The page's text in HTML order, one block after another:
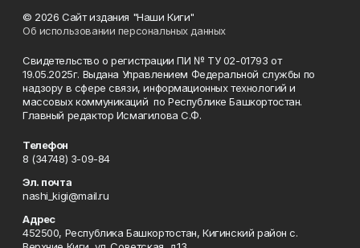
© 2026 Сайт издания "Наши Киги"
Об использовании персональных данных
Свидетельство о регистрации ПИ № ТУ 02-01793 от
19.05.2025г. Выдана Управлением Федеральной службы по
надзору в сфере связи, информационных технологий и
массовых коммуникаций по Республике Башкортостан.
Главный редактор Исмагилова С.Ф.
Телефон
8 (34748) 3-09-84
Эл. почта
nashi_kigi@mail.ru
Адрес
452500, Республика Башкортостан, Кигинский район с.